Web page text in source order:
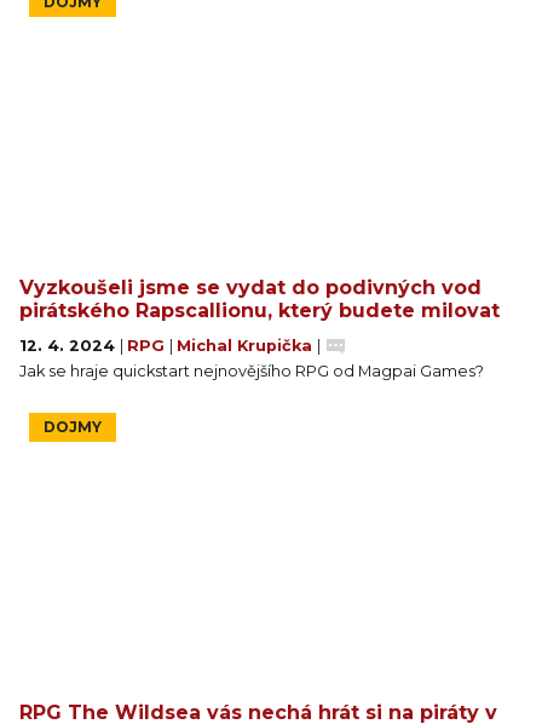
Vyzkoušeli jsme se vydat do podivných vod
pirátského Rapscallionu, který budete milovat
12. 4. 2024 RPG Michal Krupička
Jak se hraje quickstart nejnovějšího RPG od Magpai Games?
DOJMY
RPG The Wildsea vás nechá hrát si na piráty v